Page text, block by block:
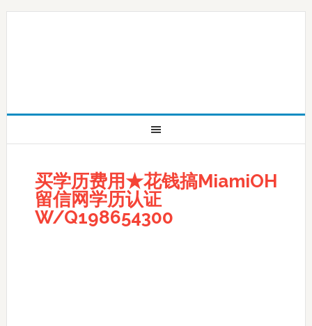
买学历费用★花钱搞MiamiOH
留信网学历认证
W/Q198654300